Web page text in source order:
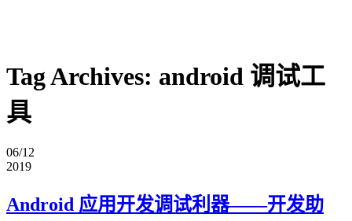
Tag Archives: android 调试工
具
06/12
2019
Android 应用开发调试利器——开发助